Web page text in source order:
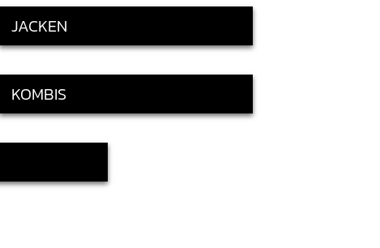
JACKEN
KOMBIS